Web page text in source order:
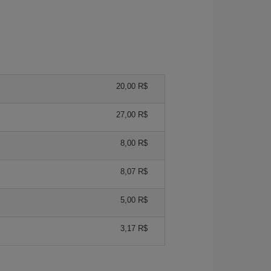
20,00 R$
27,00 R$
8,00 R$
8,07 R$
5,00 R$
3,17 R$